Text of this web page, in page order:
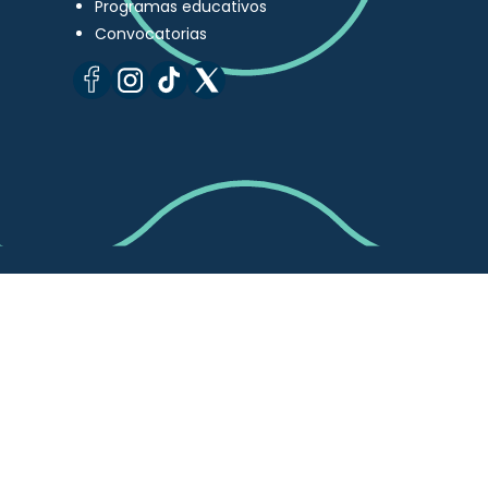
Programas educativos
Convocatorias